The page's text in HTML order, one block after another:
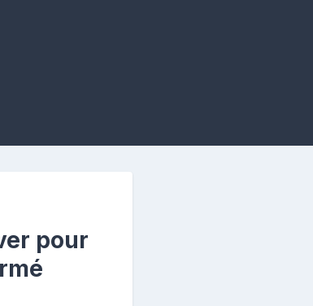
pour